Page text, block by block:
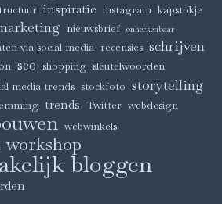
inspiratie instagram kapstokje
nieuwsbrief onherkenbaar
via social media recensies schrijven
seo shopping sleutelwoorden
media trends stockfoto storytelling
trends Twitter webdesign
webwinkels
workshop
bloggen